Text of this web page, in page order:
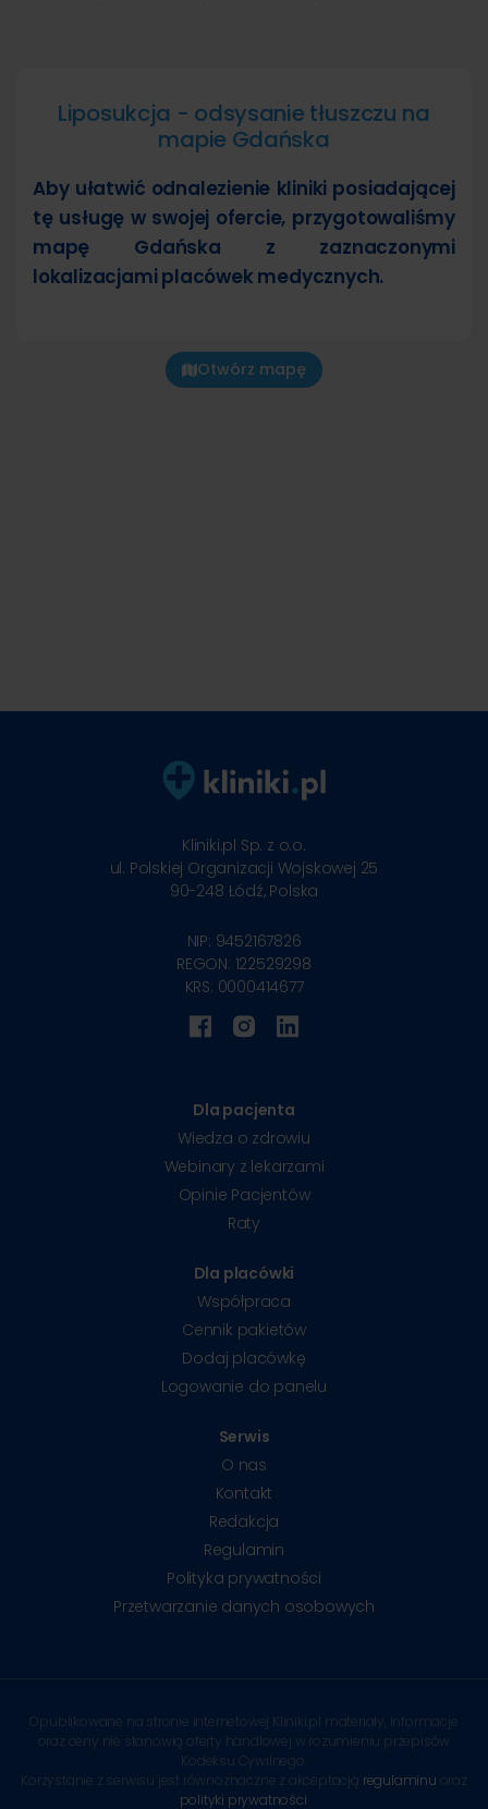
Liposukcja - odsysanie tłuszczu na
mapie Gdańska
Aby ułatwić odnalezienie kliniki posiadającej
tę usługę w swojej ofercie, przygotowaliśmy
mapę Gdańska z zaznaczonymi
lokalizacjami placówek medycznych.
Otwórz mapę
Kliniki.pl Sp. z o.o.
ul. Polskiej Organizacji Wojskowej 25
90-248 Łódź, Polska
NIP: 9452167826
REGON: 122529298
KRS: 0000414677
Dla pacjenta
Wiedza o zdrowiu
Webinary z lekarzami
Opinie Pacjentów
Raty
Dla placówki
Współpraca
Cennik pakietów
Dodaj placówkę
Logowanie do panelu
Serwis
O nas
Kontakt
Redakcja
Regulamin
Polityka prywatności
Przetwarzanie danych osobowych
Opublikowane na stronie internetowej Kliniki.pl materiały, informacje
oraz ceny nie stanowią oferty handlowej w rozumieniu przepisów
Kodeksu Cywilnego.
Korzystanie z serwisu jest równoznaczne z akceptacją regulaminu oraz
polityki prywatności